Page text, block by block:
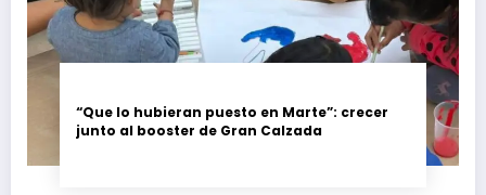
“Que lo hubieran puesto en Marte”: crecer
junto al booster de Gran Calzada